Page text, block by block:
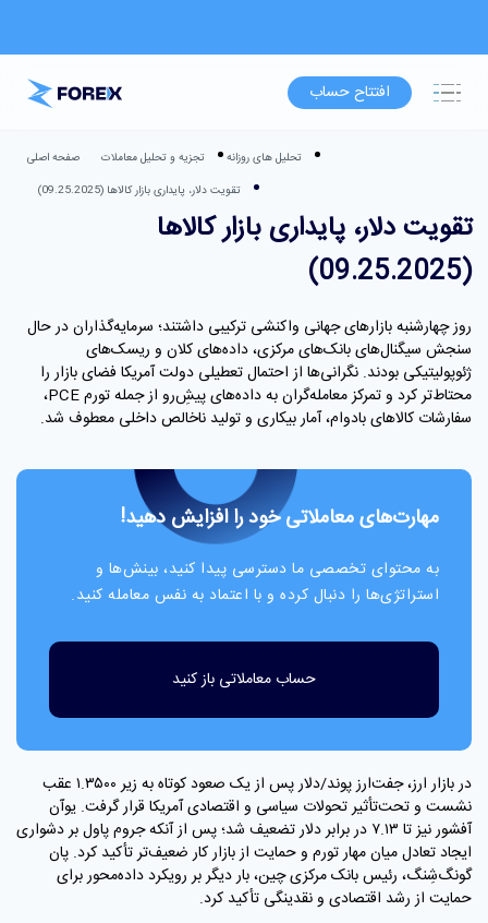
افتتاح حساب
صفحه اصلی تجزیه و تحلیل معاملات
تحلیل های روزانه
تقویت دلار، پایداری بازار کالاها (09.25.2025)
تقویت دلار، پایداری بازار کالاها
(09.25.2025)
روز چهارشنبه بازارهای جهانی واکنشی ترکیبی داشتند؛ سرمایه‌گذاران در حال
سنجش سیگنال‌های بانک‌های مرکزی، داده‌های کلان و ریسک‌های
ژئوپولیتیکی بودند. نگرانی‌ها از احتمال تعطیلی دولت آمریکا فضای بازار را
محتاط‌تر کرد و تمرکز معامله‌گران به داده‌های پیشِ‌رو از جمله تورم PCE،
سفارشات کالاهای بادوام، آمار بیکاری و تولید ناخالص داخلی معطوف شد.
مهارت‌های معاملاتی خود را افزایش دهید!
به محتوای تخصصی ما دسترسی پیدا کنید، بینش‌ها و
استراتژی‌ها را دنبال کرده و با اعتماد به نفس معامله کنید.
حساب معاملاتی باز کنید
در بازار ارز، جفت‌ارز پوند/دلار پس از یک صعود کوتاه به زیر ۱.۳۵۰۰ عقب
نشست و تحت‌تأثیر تحولات سیاسی و اقتصادی آمریکا قرار گرفت. یوآن
آفشور نیز تا ۷.۱۳ در برابر دلار تضعیف شد؛ پس از آنکه جروم پاول بر دشواری
ایجاد تعادل میان مهار تورم و حمایت از بازار کار ضعیف‌تر تأکید کرد. پان
گونگ‌شِنگ، رئیس بانک مرکزی چین، بار دیگر بر رویکرد داده‌محور برای
حمایت از رشد اقتصادی و نقدینگی تأکید کرد.